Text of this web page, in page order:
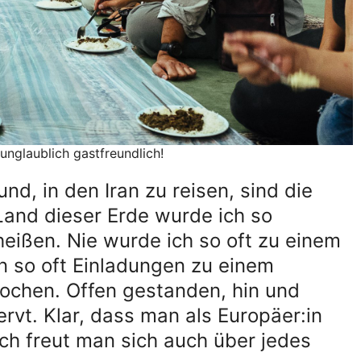
gastfreundlich!
in den Iran zu reisen, sind die
dieser Erde wurde ich so
Nie wurde ich so oft zu einem
so oft Einladungen zu einem
Offen gestanden, hin und
Klar, dass man als Europäer:in
freut man sich auch über jedes